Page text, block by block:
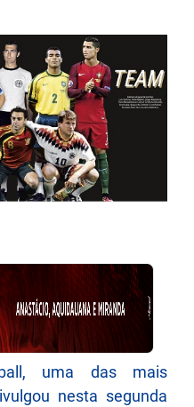
uma das mais
nesta segunda